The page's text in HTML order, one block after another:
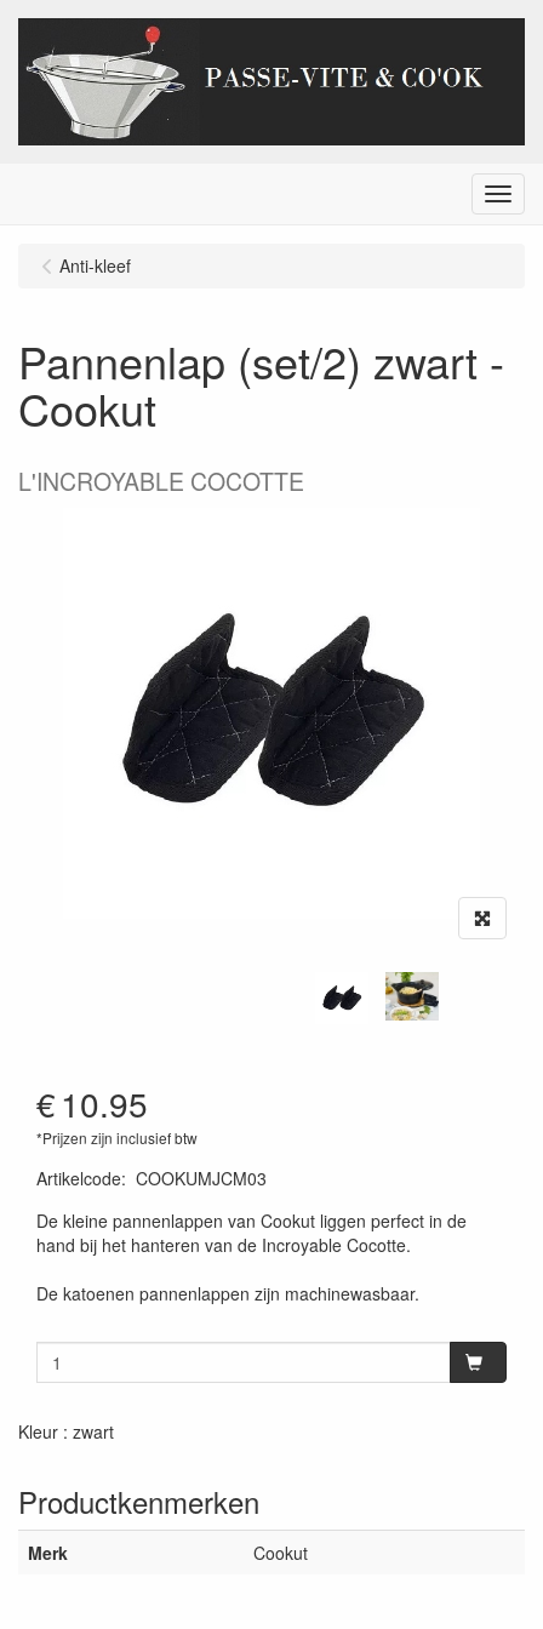
Menu
Anti-kleef
Pannenlap (set/2) zwart -
Cookut
L'INCROYABLE COCOTTE
€10.95
*Prijzen zijn inclusief btw
Artikelcode: COOKUMJCM03
De kleine pannenlappen van Cookut liggen perfect in de
hand bij het hanteren van de Incroyable Cocotte.
De katoenen pannenlappen zijn machinewasbaar.
Kleur : zwart
Productkenmerken
Merk Cookut